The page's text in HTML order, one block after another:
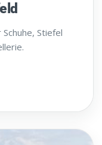
Stiefel